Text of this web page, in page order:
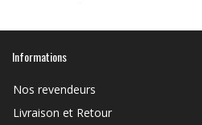
Informations
Nos revendeurs
Livraison et Retour